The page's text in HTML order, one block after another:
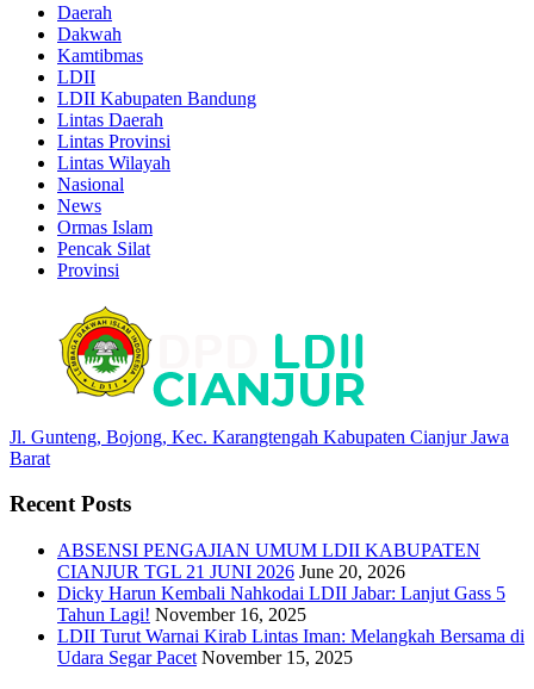
Daerah
Dakwah
Kamtibmas
LDII
LDII Kabupaten Bandung
Lintas Daerah
Lintas Provinsi
Lintas Wilayah
Nasional
News
Ormas Islam
Pencak Silat
Provinsi
Jl. Gunteng, Bojong, Kec. Karangtengah Kabupaten Cianjur Jawa
Barat
Recent Posts
ABSENSI PENGAJIAN UMUM LDII KABUPATEN
CIANJUR TGL 21 JUNI 2026 June 20, 2026
Dicky Harun Kembali Nahkodai LDII Jabar: Lanjut Gass 5
Tahun Lagi! November 16, 2025
LDII Turut Warnai Kirab Lintas Iman: Melangkah Bersama di
Udara Segar Pacet November 15, 2025